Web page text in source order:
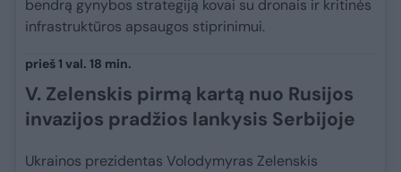
bendrą gynybos strategiją kovai su dronais ir kritinės
infrastruktūros apsaugos stiprinimui.
prieš 1 val. 18 min.
V. Zelenskis pirmą kartą nuo Rusijos
invazijos pradžios lankysis Serbijoje
Ukrainos prezidentas Volodymyras Zelenskis